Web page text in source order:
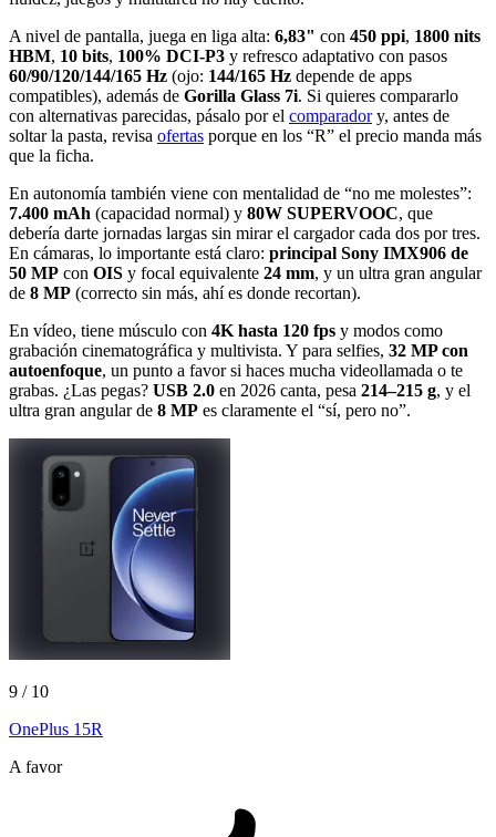
A nivel de pantalla, juega en liga alta: 6,83" con 450 ppi, 1800 nits
HBM, 10 bits, 100% DCI-P3 y refresco adaptativo con pasos
60/90/120/144/165 Hz (ojo: 144/165 Hz depende de apps
compatibles), además de Gorilla Glass 7i. Si quieres compararlo
con alternativas parecidas, pásalo por el comparadory, antes de
soltar la pasta, revisa ofertas porque en los “R” el precio manda más
que la ficha.
En autonomía también viene con mentalidad de “no me molestes”:
7.400 mAh (capacidad normal) y 80W SUPERVOOC, que
debería darte jornadas largas sin mirar el cargador cada dos por tres.
En cámaras, lo importante está claro: principal Sony IMX906 de
50 MP con OIS y focal equivalente 24 mm, y un ultra gran angular
de 8 MP (correcto sin más, ahí es donde recortan).
En vídeo, tiene músculo con 4K hasta 120 fps y modos como
grabación cinematográfica y multivista. Y para selfies, 32 MP con
autoenfoque, un punto a favor si haces mucha videollamada o te
grabas. ¿Las pegas? USB 2.0 en 2026 canta, pesa 214–215 g, y el
ultra gran angular de 8 MP es claramente el “sí, pero no”.
9 / 10
OnePlus 15R
A favor